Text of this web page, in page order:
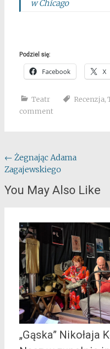
w Chicago
Podziel się:
Facebook X
Teatr Recenzja,
comment
Post
navigation
← Żegnając Adama
Zagajewskiego
You May Also Like
„Gąska” Nikołaja